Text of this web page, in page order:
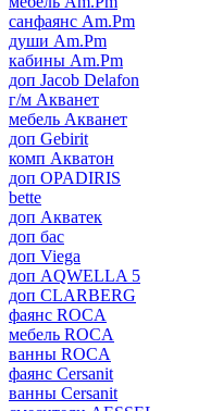
санфаянс Am.Pm
души Am.Pm
кабины Am.Pm
доп Jacob Delafon
г/м Акванет
мебель Акванет
доп Gebirit
комп Акватон
доп OPADIRIS
bette
доп Акватек
доп бас
доп Viega
доп AQWELLA 5
доп CLARBERG
фаянс ROCA
мебель ROCA
ванны ROCA
фаянс Cersanit
ванны Cersanit